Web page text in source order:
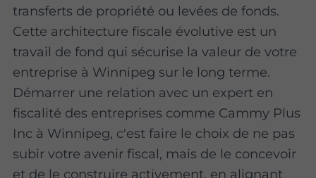
transferts de propriété ou levées de fonds.
Cette architecture fiscale évolutive est un
travail de fond qui sécurise la valeur de votre
entreprise à Winnipeg sur le long terme.
Démarrer une relation avec un expert en
fiscalité des entreprises comme Cammy Plus
Inc à Winnipeg, c'est faire le choix de ne pas
subir votre avenir fiscal, mais de le concevoir
et de le construire activement, en alignant